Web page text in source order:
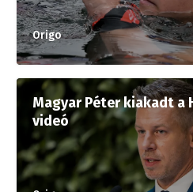
Origo
Magyar Péter kiakadt a
videó